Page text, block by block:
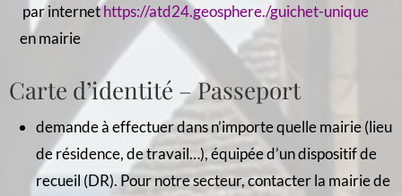
par internethttps://atd24.geosphere./guichet-unique
en mairie
Carte d’identité – Passeport
demande à effectuer dans n’importe quelle mairie (lieu
de résidence, de travail…), équipée d’un dispositif de
recueil (DR). Pour notre secteur, contacter la mairie de